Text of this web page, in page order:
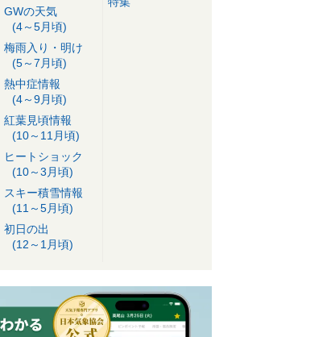
GWの天気
(4～5月頃)
梅雨入り・明け
(5～7月頃)
熱中症情報
(4～9月頃)
紅葉見頃情報
(10～11月頃)
ヒートショック
(10～3月頃)
スキー積雪情報
(11～5月頃)
初日の出
(12～1月頃)